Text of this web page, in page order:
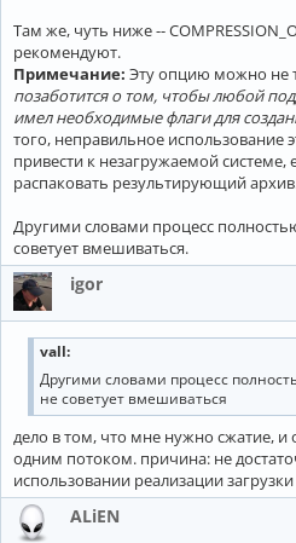
Там же, чуть ниже --
рекомендуют.
Примечание: Эту опцию можно не
позаботится о том, чтобы любой
имел необходимые флаги для
того, неправильное использование
привести к незагружаемой системе,
распаковать результирующий
Другими словами процесс
советует вмешиваться.
igor
vall:
Другими словами процесс
не советует вмешиваться
дело в том, что мне нужно сжатие, и
одним потоком. причина: не
использовании реализации
ALiEN